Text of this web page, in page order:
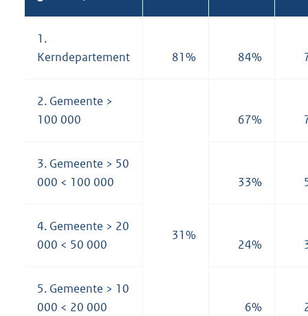
1.
Kerndepartement
81% 84%
2. Gemeente >
100 000
31%
67%
3. Gemeente > 50
000 < 100 000
33%
4. Gemeente > 20
000 < 50 000
24%
5. Gemeente > 10
000 < 20 000
6%